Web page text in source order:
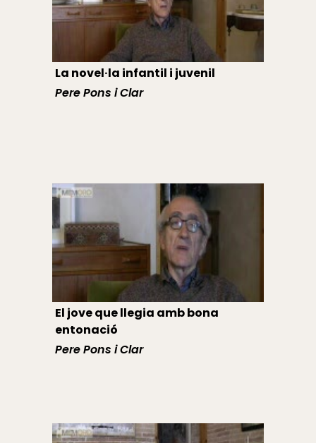
La novel·la infantil i juvenil
Pere Pons i Clar
El jove que llegia amb bona
entonació
Pere Pons i Clar